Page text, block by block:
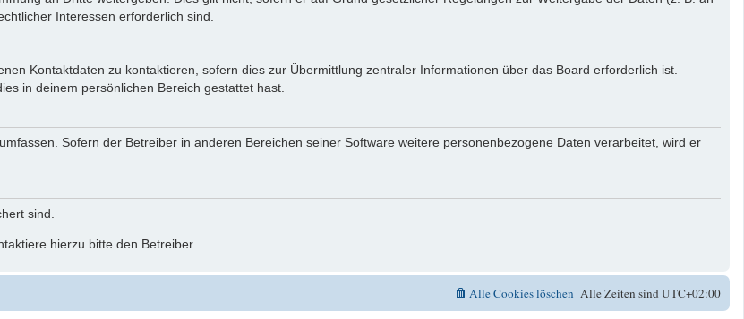
Interessen erforderlich sind.
Kontaktdaten zu kontaktieren, sofern dies zur Übermittlung zentraler Informationen über das Board erforderlich ist.
in deinem persönlichen Bereich gestattet hast.
Sofern der Betreiber in anderen Bereichen seiner Software weitere personenbezogene Daten verarbeitet, wird er
sind.
hierzu bitte den Betreiber.
Alle Zeiten sindUTC+02:00
Alle Cookies löschen